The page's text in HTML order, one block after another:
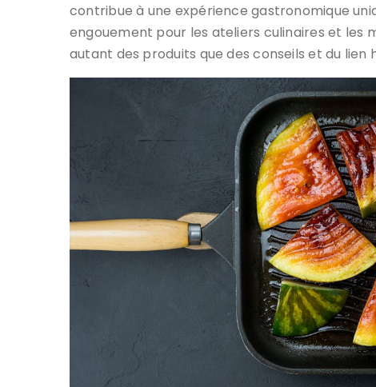
contribue à une expérience gastronomique
engouement pour les ateliers culinaires et les
autant des produits que des conseils et du lien